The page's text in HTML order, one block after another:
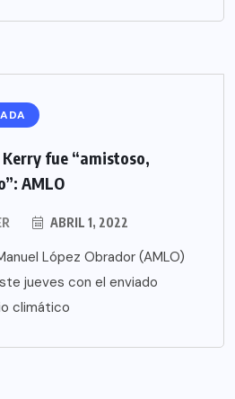
fue “amistoso,
AMLO
ABRIL 1, 2022
López Obrador (AMLO)
jueves con el enviado
climático